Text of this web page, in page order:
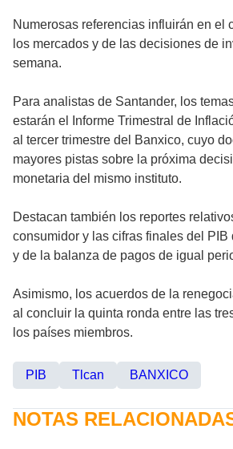
Numerosas referencias influirán en el
los mercados y de las decisiones de
semana.
Para analistas de Santander, los
estarán el Informe Trimestral de
al tercer trimestre del Banxico, cuyo
mayores pistas sobre la próxima
monetaria del mismo instituto.
Destacan también los reportes
consumidor y las cifras finales del PIB
y de la balanza de pagos de igual
Asimismo, los acuerdos de la
al concluir la quinta ronda entre las
los países miembros.
PIB Tlcan BANXICO
NOTAS